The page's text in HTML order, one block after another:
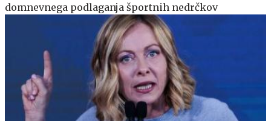
domnevnega podlaganja športnih nedrčkov